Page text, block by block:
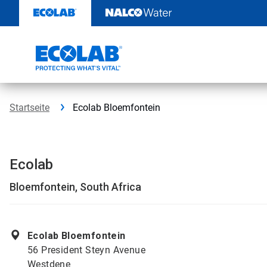
Inhalt
Startseite Ecolab Bloemfontein
Ecolab
Bloemfontein, South Africa
Ecolab Bloemfontein
56 President Steyn Avenue
Westdene